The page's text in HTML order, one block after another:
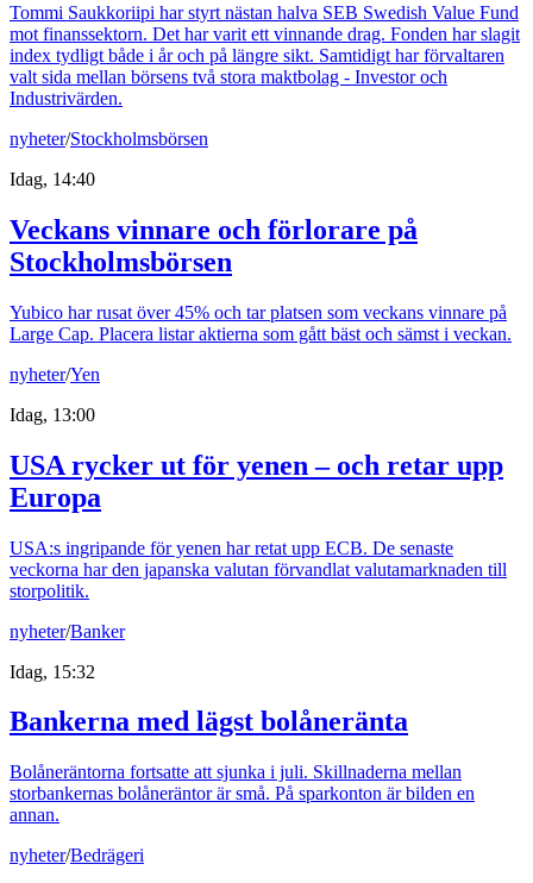
Tommi Saukkoriipi har styrt nästan halva SEB Swedish Value Fund
mot finanssektorn. Det har varit ett vinnande drag. Fonden har slagit
index tydligt både i år och på längre sikt. Samtidigt har förvaltaren
valt sida mellan börsens två stora maktbolag - Investor och
Industrivärden.
nyheter/Stockholmsbörsen
Idag, 14:40
Veckans vinnare och förlorare på
Stockholmsbörsen
Yubico har rusat över 45% och tar platsen som veckans vinnare på
Large Cap. Placera listar aktierna som gått bäst och sämst i veckan.
nyheter/Yen
Idag, 13:00
USA rycker ut för yenen – och retar upp
Europa
USA:s ingripande för yenen har retat upp ECB. De senaste
veckorna har den japanska valutan förvandlat valutamarknaden till
storpolitik.
nyheter/Banker
Idag, 15:32
Bankerna med lägst bolåneränta
Bolåneräntorna fortsatte att sjunka i juli. Skillnaderna mellan
storbankernas bolåneräntor är små. På sparkonton är bilden en
annan.
nyheter/Bedrägeri